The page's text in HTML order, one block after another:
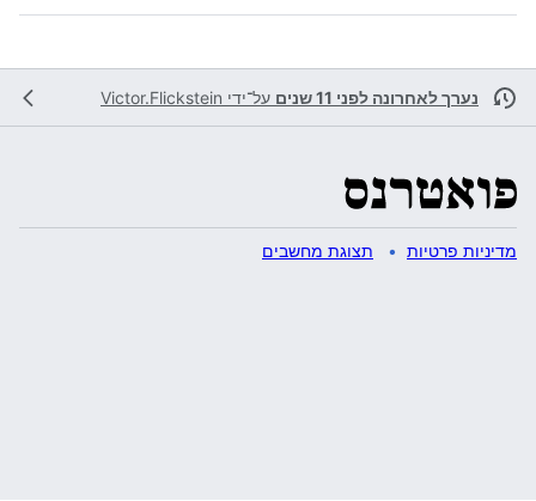
נערך לאחרונה לפני 11 שנים על־ידי Victor.Flickstein
מדיניות פרטיות תצוגת מחשבים